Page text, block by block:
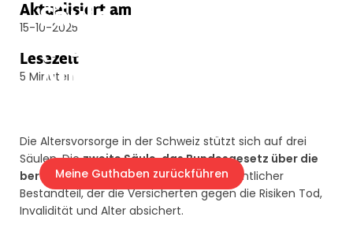
Säule
(Pensionskasse):
Alles, was Sie wissen
Meine Guthaben zurückführen
Aktualisiert am
15-10-2025
Lesezeit
5 Minuten
Die Altersvorsorge in der Schweiz stützt sich auf drei
Säulen. Diezweite Säule, das Bundesgesetz über die
berufliche Vorsorge (BVG), ist ein wesentlicher
Bestandteil, der die Versicherten gegen die Risiken Tod,
Invalidität und Alter absichert.